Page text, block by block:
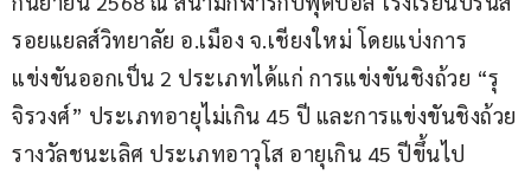
รอยแยลส์วิทยาลัย อ.เมือง จ.เชียงใหม่ โดยแบ่งการ
แข่งขันออกเป็น 2 ประเภทได้แก่ การแข่งขันชิงถ้วย “รุ
จิรวงศ์” ประเภทอายุไม่เกิน 45 ปี และการแข่งขันชิงถ้วย
รางวัลชนะเลิศ ประเภทอาวุโส อายุเกิน 45 ปีขึ้นไป